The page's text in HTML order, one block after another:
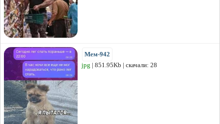
Мем-942
jpg | 851.95Kb | скачали: 28